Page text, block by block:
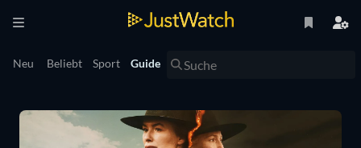
Neu Beliebt Sport Guide